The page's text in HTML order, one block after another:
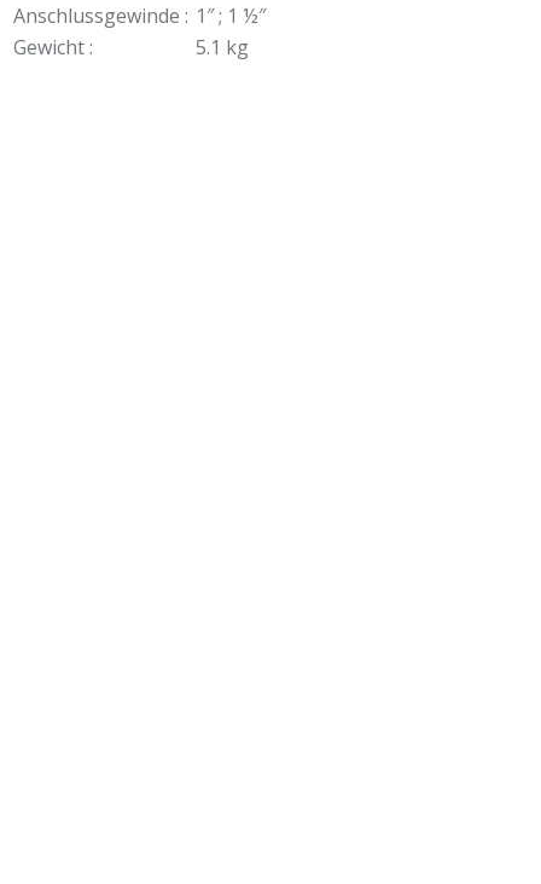
Anschlussgewinde : 1″ ; 1 ½″
Gewicht :
5.1 kg